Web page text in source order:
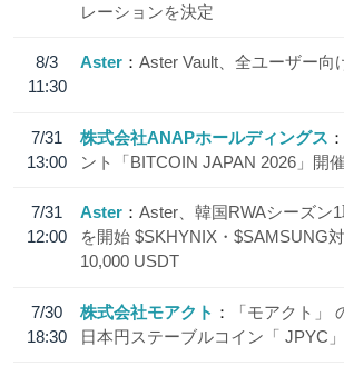
レーションを決定
8/3
11:30
Aster Aster Vault、全ユーザー向
7/31
13:00
株式会社ANAPホールディングス
ント「BITCOIN JAPAN 2026」開
7/31
12:00
Aster
Aster、韓国RWAシーズン
を開始 $SKHYNIX・$SAMSUNG
10,000 USDT
7/30
18:30
株式会社モアクト
「モアクト」
日本円ステーブルコイン「 JPYC